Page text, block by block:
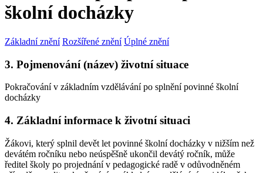
školní docházky
Základní znění Rozšířené znění Úplné znění
3. Pojmenování (název) životní situace
Pokračování v základním vzdělávání po splnění povinné školní
docházky
4. Základní informace k životní situaci
Žákovi, který splnil devět let povinné školní docházky v nižším než
devátém ročníku nebo neúspěšně ukončil devátý ročník, může
ředitel školy po projednání v pedagogické radě v odůvodněném